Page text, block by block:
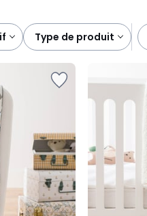
type de produit